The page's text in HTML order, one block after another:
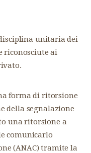
unitaria dei
riconosciute ai
forma di ritorsione
della segnalazione
una ritorsione a
comunicarlo
(ANAC) tramite la